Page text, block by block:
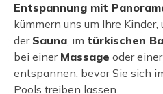
Entspannung mit
kümmern uns um Ihre
der Sauna, im türkischen
bei einer Massage oder einer
entspannen, bevor Sie sich
Pools treiben lassen.